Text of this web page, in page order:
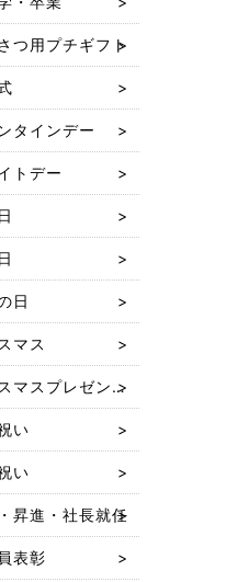
つ用プチギフト
タインデー
トデー
日
マス
クリスマスプレゼント 人気おもちゃ特集2025
い
い
昇進・社長就任
表彰